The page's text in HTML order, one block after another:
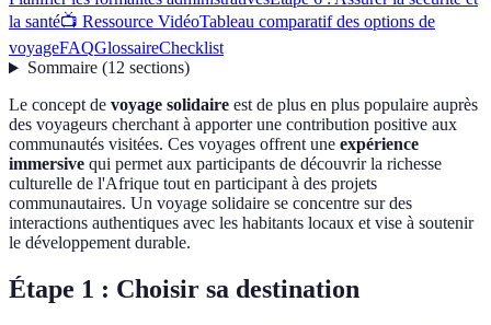
la santé📺 Ressource VidéoTableau comparatif des options de
voyageFAQGlossaireChecklist
Sommaire(12 sections)
Le concept de voyage solidaire est de plus en plus populaire auprès
des voyageurs cherchant à apporter une contribution positive aux
communautés visitées. Ces voyages offrent une expérience
immersive qui permet aux participants de découvrir la richesse
culturelle de l'Afrique tout en participant à des projets
communautaires. Un voyage solidaire se concentre sur des
interactions authentiques avec les habitants locaux et vise à soutenir
le développement durable.
Étape 1 : Choisir sa destination